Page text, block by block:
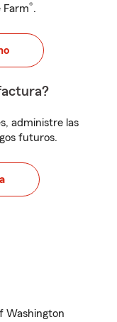
Farm®.
administre las
futuros.
Washington